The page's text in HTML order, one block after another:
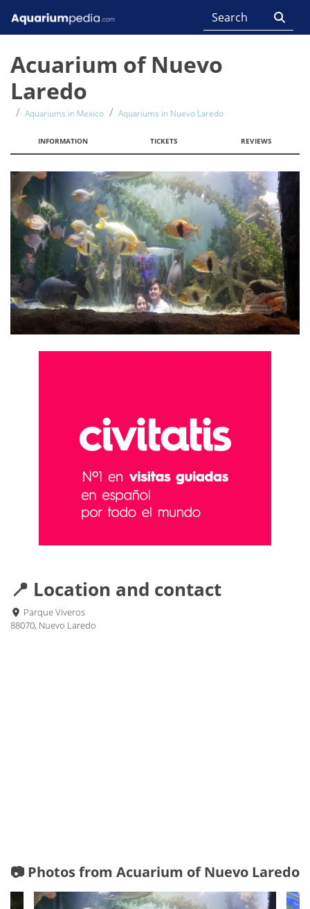
Acuarium of Nuevo
Laredo
Aquariums in Mexico Aquariums in Nuevo Laredo
INFORMATION TICKETS REVIEWS
📍 Location and contact
Parque Viveros
88070, Nuevo Laredo
📷 Photos from Acuarium of Nuevo Laredo